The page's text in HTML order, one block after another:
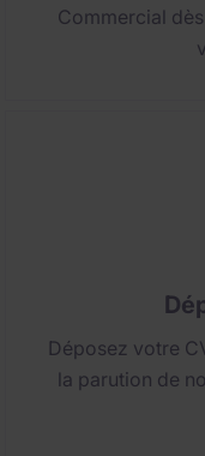
Commercial
Déposez votre
la parution de